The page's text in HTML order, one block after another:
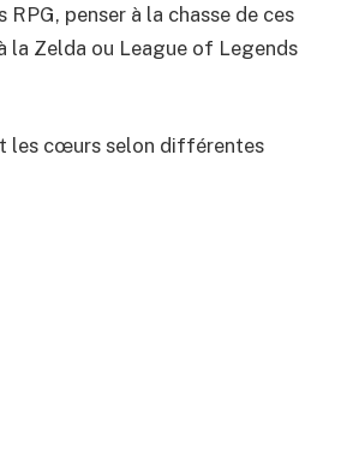
penser à la chasse de ces
la Zelda ou League of Legends
les cœurs selon différentes